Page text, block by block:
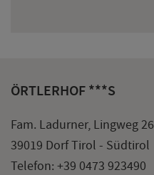
ÖRTLERHOF ***S
Fam. Ladurner, Lingweg 26
39019 Dorf Tirol - Südtirol
Telefon: +39 0473 923490